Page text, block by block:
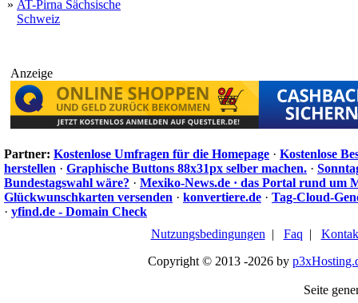
» AT-Pirna Sächsische
Schweiz
Anzeige
Partner: Kostenlose Umfragen für die Homepage · Kostenlose
herstellen · Graphische Buttons 88x31px selber machen. ·
Bundestagswahl wäre? · Mexiko-News.de · das Portal rund um
Glückwunschkarten versenden · konvertiere.de · Tag-Cloud-
· yfind.de - Domain Check
Nutzungsbedingungen | Faq |
Copyright © 2013 -2026 by
Seite